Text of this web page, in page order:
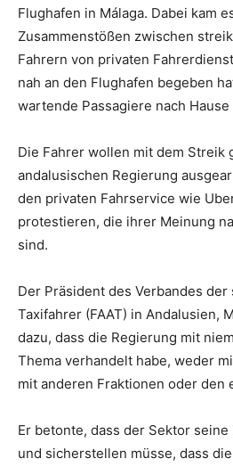
Flughafen in Málaga. Dabei kam
Zusammenstößen zwischen
Fahrern von privaten
nah an den Flughafen begeben
wartende Passagiere nach
Die Fahrer wollen mit dem Streik
andalusischen Regierung
den privaten Fahrservice wie
protestieren, die ihrer Meinung
sind.
Der Präsident des Verbandes der
Taxifahrer (FAAT) in Andalusien,
dazu, dass die Regierung mit
Thema verhandelt habe, weder
mit anderen Fraktionen oder den
Er betonte, dass der Sektor
und sicherstellen müsse, dass